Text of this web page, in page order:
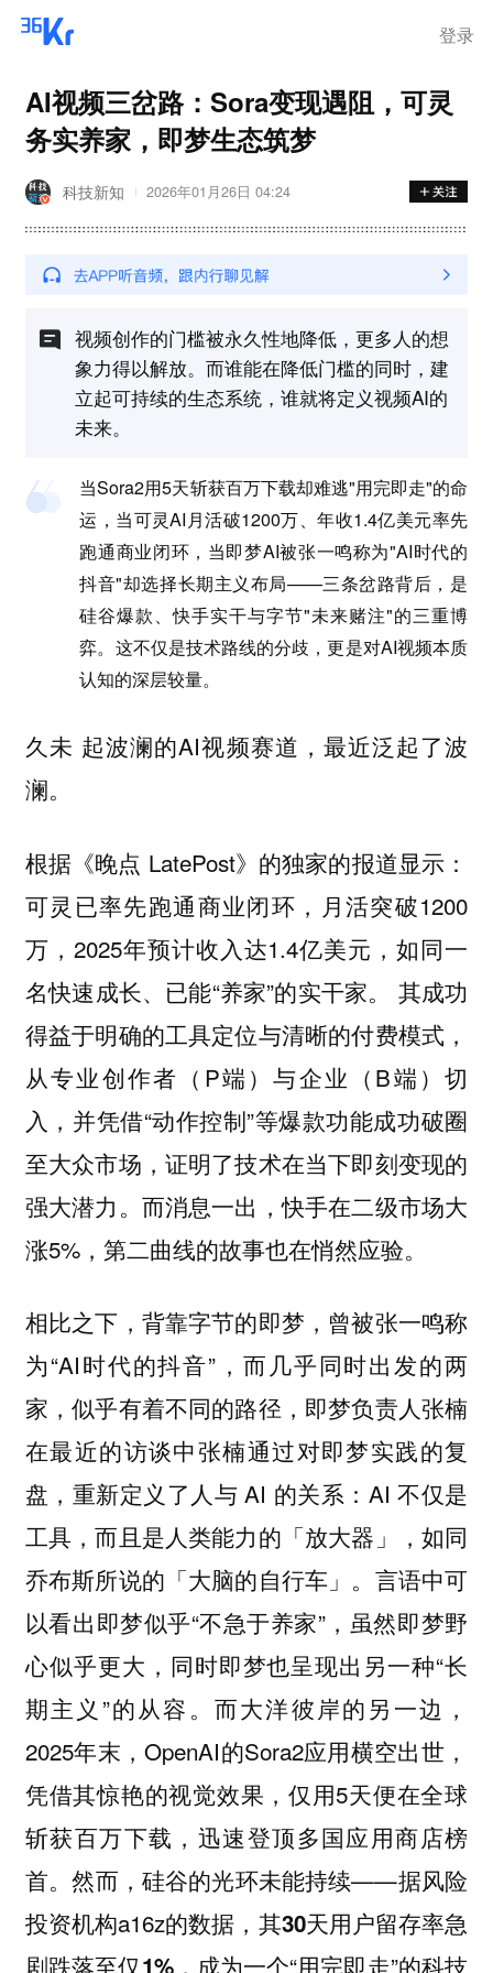
登录
AI视频三岔路：Sora变现遇阻，可灵
务实养家，即梦生态筑梦
科技新知 2026年01月26日 04:24
视频创作的门槛被永久性地降低，更多人的想
象力得以解放。而谁能在降低门槛的同时，建
立起可持续的生态系统，谁就将定义视频AI的
未来。
当Sora2用5天斩获百万下载却难逃"用完即走"的命
运，当可灵AI月活破1200万、年收1.4亿美元率先
跑通商业闭环，当即梦AI被张一鸣称为"AI时代的
抖音"却选择长期主义布局——三条岔路背后，是
硅谷爆款、快手实干与字节"未来赌注"的三重博
弈。这不仅是技术路线的分歧，更是对AI视频本质
认知的深层较量。
久未 起波澜的AI视频赛道，最近泛起了波
澜。
根据《晚点 LatePost》的独家的报道显示：
可灵已率先跑通商业闭环，月活突破1200
万，2025年预计收入达1.4亿美元，如同一
名快速成长、已能“养家”的实干家。 其成功
得益于明确的工具定位与清晰的付费模式，
从专业创作者（P端）与企业（B端）切
入，并凭借“动作控制”等爆款功能成功破圈
至大众市场，证明了技术在当下即刻变现的
强大潜力。而消息一出，快手在二级市场大
涨5%，第二曲线的故事也在悄然应验。
相比之下，背靠字节的即梦，曾被张一鸣称
为“AI时代的抖音”，而几乎同时出发的两
家，似乎有着不同的路径，即梦负责人张楠
在最近的访谈中张楠通过对即梦实践的复
盘，重新定义了人与 AI 的关系：AI 不仅是
工具，而且是人类能力的「放大器」，如同
乔布斯所说的「大脑的自行车」。言语中可
以看出即梦似乎“不急于养家”，虽然即梦野
心似乎更大，同时即梦也呈现出另一种“长
期主义”的从容。而大洋彼岸的另一边，
2025年末，OpenAI的Sora2应用横空出世，
凭借其惊艳的视觉效果，仅用5天便在全球
斩获百万下载，迅速登顶多国应用商店榜
首。然而，硅谷的光环未能持续——据风险
投资机构a16z的数据， 其30天用户留存率急
剧跌落至仅1%，成为一个“用完即走”的科技